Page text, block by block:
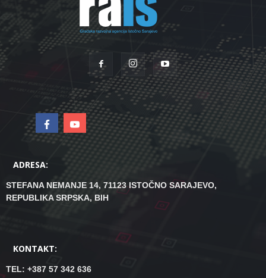
ADRESA:
STEFANA NEMANJE 14, 71123 ISTOČNO SARAJEVO,
REPUBLIKA SRPSKA, BIH
KONTAKT:
TEL: +387 57 342 636